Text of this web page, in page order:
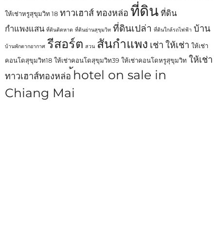
ให้เช่าหรูสุขุมวิท 18 ทาวเฮาส์ ทองหล่อ ที่ดิน ที่ดิน
กำแพงแสน ที่ดินติดหาด ที่ดินย่านสุขุมวิท ที่ดินเปล่า ที่ดินใกล้รถไฟฟ้า บ้าน
บ้านพักตากอากาศ รีสอร์ต สวน สันกำแพง เช่า ให้เช่า ให้เช่า
คอนโดสุขุมวิท18 ให้เช่าคอนโดสุขุมวิท39 ให้เช่าคอนโดหรูสุขุมวิท ให้เช่า
ทาวเฮาส์ทองหล่อ ้hotel on sale in
Chiang Mai